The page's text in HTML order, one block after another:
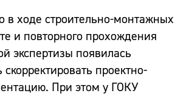
в ходе строительно-монтажных
и повторного прохождения
экспертизы появилась
проектно-
При этом у ГОКУ